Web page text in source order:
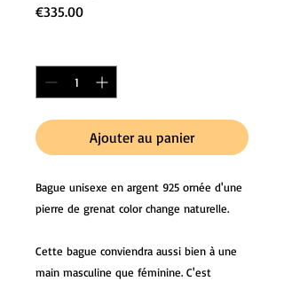
€335.00Prix
Ajouter au panier
Bague unisexe en argent 925 ornée d'une
pierre de grenat color change naturelle.
Cette bague conviendra aussi bien à une
main masculine que féminine. C'est